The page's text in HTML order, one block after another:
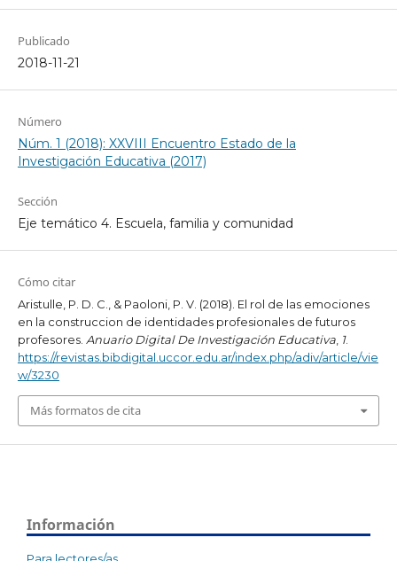
Publicado
2018-11-21
Número
Núm. 1 (2018): XXVIII Encuentro Estado de la
Investigación Educativa (2017)
Sección
Eje temático 4. Escuela, familia y comunidad
Cómo citar
Aristulle, P. D. C., & Paoloni, P. V. (2018). El rol de las emociones
en la construccion de identidades profesionales de futuros
profesores. Anuario Digital De Investigación Educativa, 1.
https://revistas.bibdigital.uccor.edu.ar/index.php/adiv/article/vie
w/3230
Más formatos de cita
Información
Para lectores/as